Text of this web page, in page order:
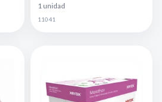
1 unidad
11041